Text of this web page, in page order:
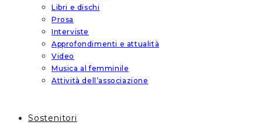
Libri e dischi
Prosa
Interviste
Approfondimenti e attualità
Video
Musica al femminile
Attività dell’associazione
Sostenitori